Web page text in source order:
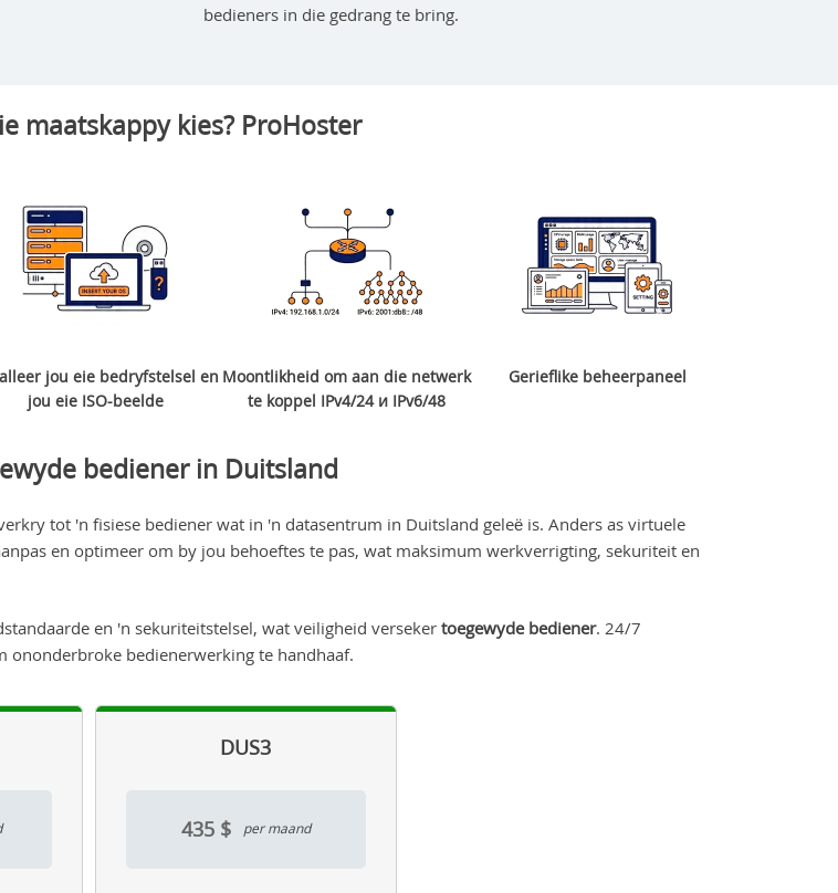
bedieners in die gedrang te bring.
maatskappy kies? ProHoster
jou eie bedryfstelsel en
jou eie ISO-beelde
Moontlikheid om aan die netwerk
te koppel IPv4/24 и IPv6/48
Gerieflike beheerpaneel
bediener in Duitsland
tot 'n fisiese bediener wat in 'n datasentrum in Duitsland geleë is. Anders as virtuele
en optimeer om by jou behoeftes te pas, wat maksimum werkverrigting, sekuriteit en
en 'n sekuriteitstelsel, wat veiligheid verseker toegewyde bediener. 24/7
bedienerwerking te handhaaf.
DUS3
435 $ per maand